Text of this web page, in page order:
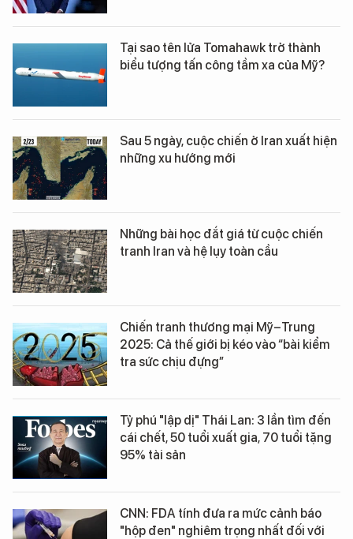
Tại sao tên lửa Tomahawk trở thành
biểu tượng tấn công tầm xa của Mỹ?
Sau 5 ngày, cuộc chiến ở Iran xuất hiện
những xu hướng mới
Những bài học đắt giá từ cuộc chiến
tranh Iran và hệ lụy toàn cầu
Chiến tranh thương mại Mỹ–Trung
2025: Cả thế giới bị kéo vào “bài kiểm
tra sức chịu đựng”
Tỷ phú "lập dị" Thái Lan: 3 lần tìm đến
cái chết, 50 tuổi xuất gia, 70 tuổi tặng
95% tài sản
CNN: FDA tính đưa ra mức cảnh báo
"hộp đen" nghiêm trọng nhất đối với